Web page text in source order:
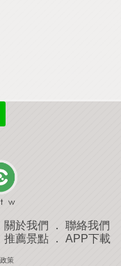
關於我們 ． 聯絡我們
推薦景點． APP下載
策